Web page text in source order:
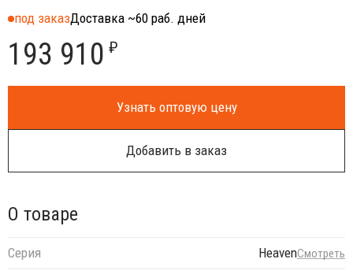
под заказДоставка ~60 раб. дней
193 910 ₽
Узнать оптовую цену
Добавить в заказ
О товаре
Серия HeavenСмотреть